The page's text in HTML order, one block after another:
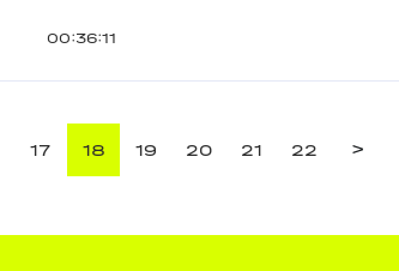
00:36:11
17 18 19 20 21 22 >